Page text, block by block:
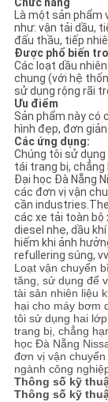
MẬT
Chức năng
Là một sản phẩm
như: vận tải dầu,
đấu thầu, tiếp
Được phổ biến
Các loạt dầu
chung (với hệ
sử dụng rộng rãi
Ưu điểm
Sản phẩm này có
hình đẹp, đơn
Các ứng dụng:
Chúng tôi sử
tái trang bị, chẳng
Đại học Đà Nẵng
các đơn vị vận
cần
các xe tải toàn bộ
diesel nhẹ, dầu
hiếm khi ảnh
refullering súng,
Loạt vận chuyển
tăng, sử dụng để
tài sản nhiên liệu
hại cho máy bơm
tôi sử dụng hai
trang bị, chẳng
học Đà Nẵng
đơn vị vận
ngành công
Thông số kỹ
Thông số kỹ